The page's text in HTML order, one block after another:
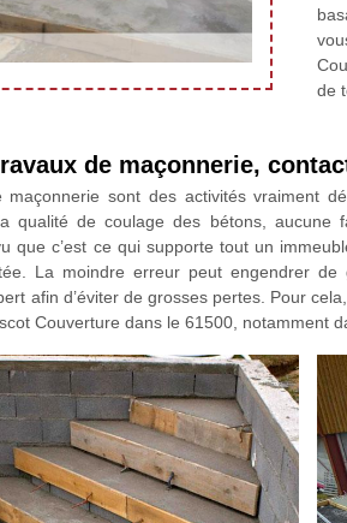
de
de maçonnerie,
maçonnerie sont des activités vraiment
qualité de coulage des bétons, aucune
que c’est ce qui supporte tout un
La moindre erreur peut engendrer
afin d’éviter de grosses pertes. Pour
Couverture dans le 61500, notamment